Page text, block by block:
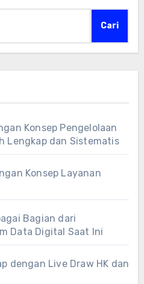
Cari
Konsep Pengelolaan
Lengkap dan Sistematis
Konsep Layanan
Bagian dari
Data Digital Saat Ini
dengan Live Draw HK dan